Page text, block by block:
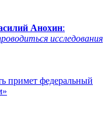
Анохин:
исследования
примет федеральный